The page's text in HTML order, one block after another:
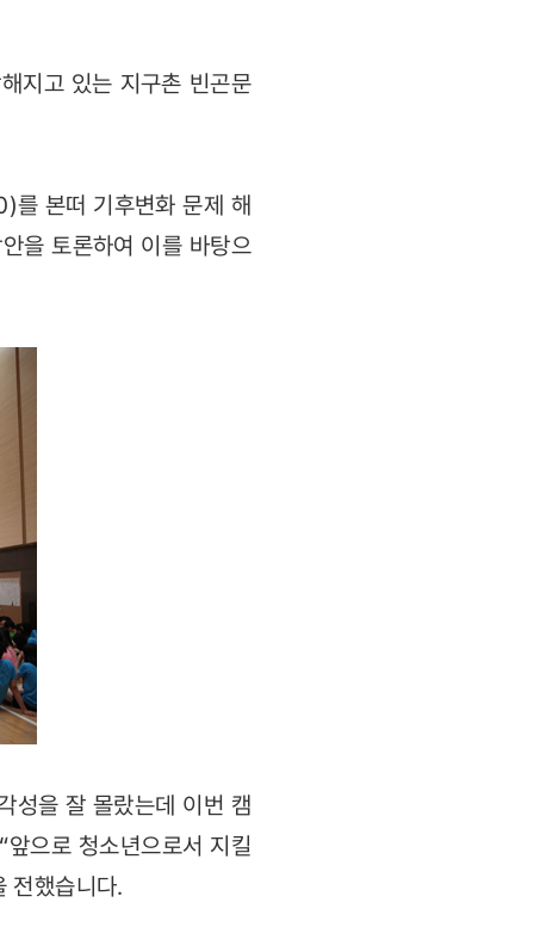
지고 있는 지구촌 빈곤문
를 본떠 기후변화 문제 해
을 토론하여 이를 바탕으
성을 잘 몰랐는데 이번 캠
으로 청소년으로서 지킬
전했습니다.